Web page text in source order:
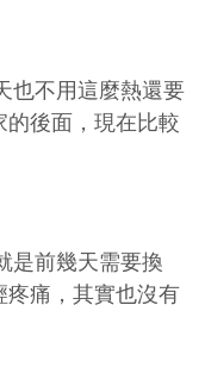
也不用這麼熱還要
的後面，現在比較
是前幾天需要換
疼痛，其實也沒有